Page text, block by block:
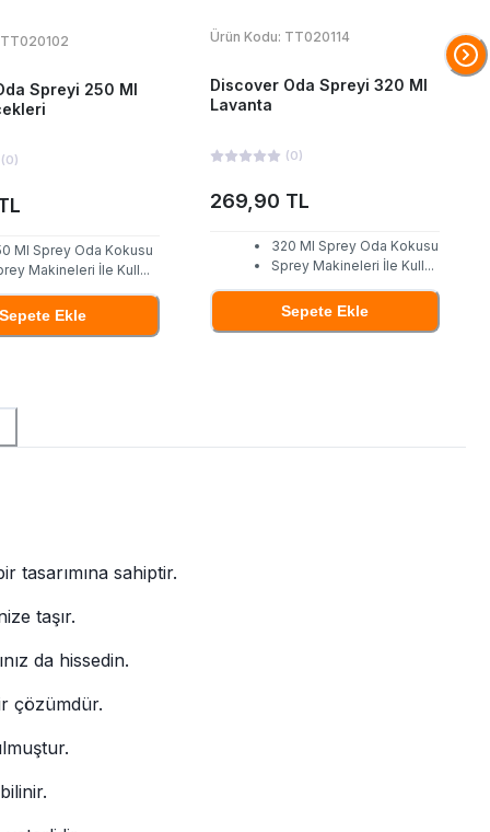
TT020102
Spreyi 250 Ml
(0)
Ml Sprey Oda Kokusu
Makineleri İle Kull...
Sepete Ekle
Ürün Kodu: TT020114
Discover Oda Spreyi 320 Ml
Lavanta
(0)
269,90 TL
320 Ml Sprey Oda Kokusu
Sprey Makineleri İle Kull...
Sepete Ekle
tasarımına sahiptir.
taşır.
da hissedin.
çözümdür.